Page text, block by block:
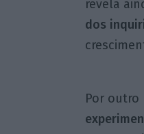
revela
dos
Por outro